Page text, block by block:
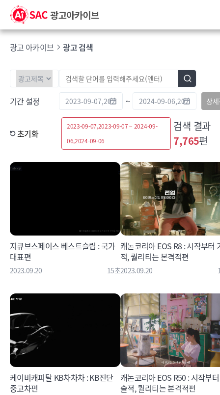
광고 아카이브 광고 검색
기간 설정 ~ 상
초기화
2023-09-07,2023-09-07 ~ 2024-09-
06,2024-09-06
검색 결과
7,765편
지큐브스페이스 베스트슬립 : 국가
대표편
2023.09.20 15초
캐논코리아 EOS R8 : 시작부터
적, 퀄리티는 본격적편
2023.09.20
케이비캐피탈 KB차차차 : KB진단
중고차편
캐논코리아 EOS R50 : 시작부
술적, 퀄리티는 본격적편